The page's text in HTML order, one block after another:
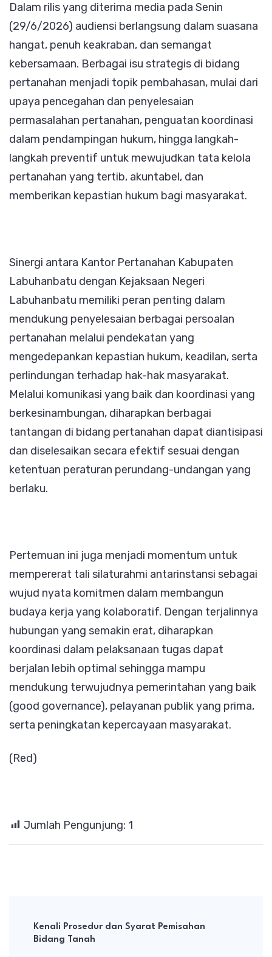
Dalam rilis yang diterima media pada Senin
(29/6/2026) audiensi berlangsung dalam suasana
hangat, penuh keakraban, dan semangat
kebersamaan. Berbagai isu strategis di bidang
pertanahan menjadi topik pembahasan, mulai dari
upaya pencegahan dan penyelesaian
permasalahan pertanahan, penguatan koordinasi
dalam pendampingan hukum, hingga langkah-
langkah preventif untuk mewujudkan tata kelola
pertanahan yang tertib, akuntabel, dan
memberikan kepastian hukum bagi masyarakat.
Sinergi antara Kantor Pertanahan Kabupaten
Labuhanbatu dengan Kejaksaan Negeri
Labuhanbatu memiliki peran penting dalam
mendukung penyelesaian berbagai persoalan
pertanahan melalui pendekatan yang
mengedepankan kepastian hukum, keadilan, serta
perlindungan terhadap hak-hak masyarakat.
Melalui komunikasi yang baik dan koordinasi yang
berkesinambungan, diharapkan berbagai
tantangan di bidang pertanahan dapat diantisipasi
dan diselesaikan secara efektif sesuai dengan
ketentuan peraturan perundang-undangan yang
berlaku.
Pertemuan ini juga menjadi momentum untuk
mempererat tali silaturahmi antarinstansi sebagai
wujud nyata komitmen dalam membangun
budaya kerja yang kolaboratif. Dengan terjalinnya
hubungan yang semakin erat, diharapkan
koordinasi dalam pelaksanaan tugas dapat
berjalan lebih optimal sehingga mampu
mendukung terwujudnya pemerintahan yang baik
(good governance), pelayanan publik yang prima,
serta peningkatan kepercayaan masyarakat.
(Red)
Jumlah Pengunjung: 1
Navigation
Kenali Prosedur dan Syarat Pemisahan
Bidang Tanah